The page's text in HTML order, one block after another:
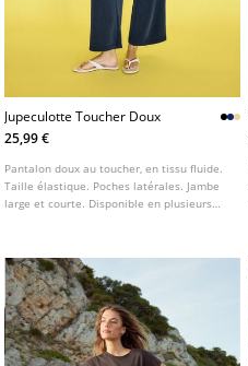
Jupeculotte Toucher Doux
25,99 €
Pantalon doux au toucher, en tissu fluide.
Taille élastique. Poches latérales. Jambe
large et courte. Disponible en plusieurs